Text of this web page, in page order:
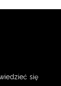
się